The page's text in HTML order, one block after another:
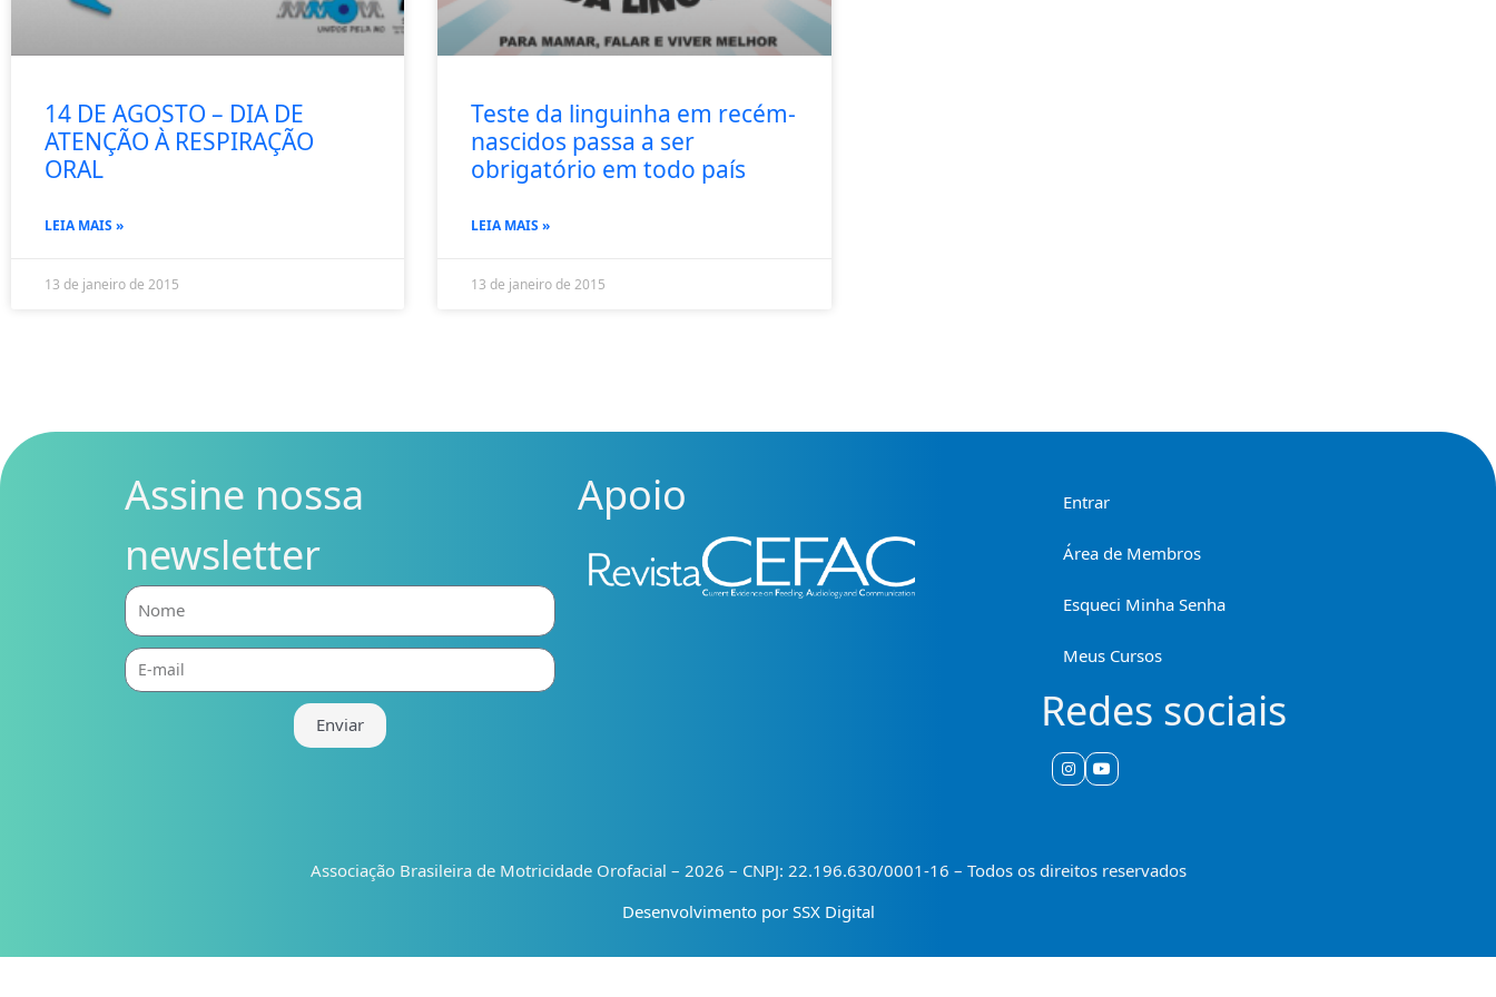
14 DE AGOSTO – DIA DE
ATENÇÃO À RESPIRAÇÃO
ORAL
LEIA MAIS »
13 de janeiro de 2015
Teste da linguinha em recém-
nascidos passa a ser
obrigatório em todo país
LEIA MAIS »
13 de janeiro de 2015
Assine nossa
newsletter
Nome
E-
mail
Enviar
Apoio Entrar
Área de Membros
Esqueci Minha Senha
Meus Cursos
Redes sociais
Associação Brasileira de Motricidade Orofacial – 2026 – CNPJ: 22.196.630/0001-16 – Todos os direitos reservados
Desenvolvimento por SSX Digital